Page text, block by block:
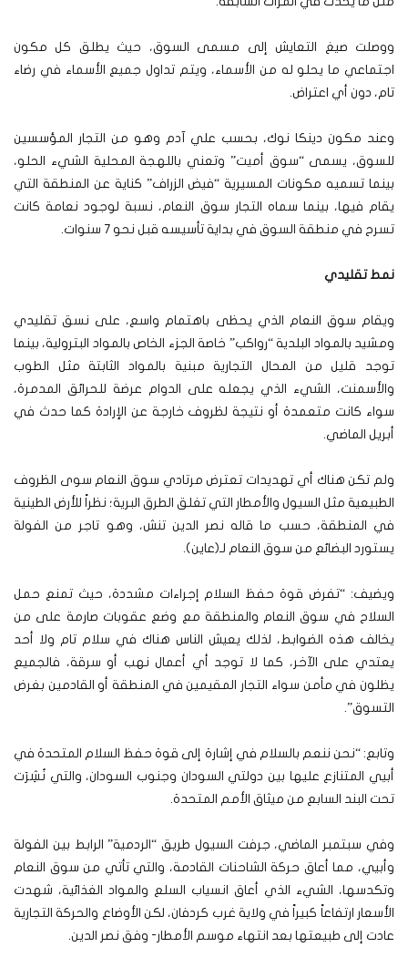
ووصلت صيغ التعايش إلى مسمى السوق، حيث يطلق كل مكون
اجتماعي ما يحلو له من الأسماء، ويتم تداول جميع الأسماء في رضاء
تام، دون أي اعتراض.
وعند مكون دينكا نوك، بحسب علي آدم وهو من التجار المؤسسين
للسوق، يسمى “سوق أميت” وتعني باللهجة المحلية الشيء الحلو،
بينما تسميه مكونات المسيرية “فيض الزراف” كناية عن المنطقة التي
يقام فيها، بينما سماه التجار سوق النعام، نسبة لوجود نعامة كانت
تسرح في منطقة السوق في بداية تأسيسه قبل نحو 7 سنوات.
نمط تقليدي
ويقام سوق النعام الذي يحظى باهتمام واسع، على نسق تقليدي
ومشيد بالمواد البلدية “رواكب” خاصة الجزء الخاص بالمواد البترولية، بينما
توجد قليل من المحال التجارية مبنية بالمواد الثابتة مثل الطوب
والأسمنت، الشيء الذي يجعله على الدوام عرضة للحرائق المدمرة،
سواء كانت متعمدة أو نتيجة لظروف خارجة عن الإرادة كما حدث في
أبريل الماضي.
ولم تكن هناك أي تهديدات تعترض مرتادي سوق النعام سوى الظروف
الطبيعية مثل السيول والأمطار التي تغلق الطرق البرية؛ نظراً للأرض الطينية
في المنطقة، حسب ما قاله نصر الدين تنش، وهو تاجر من الفولة
يستورد البضائع من سوق النعام لـ(عاين).
ويضيف: “تفرض قوة حفظ السلام إجراءات مشددة، حيث تمنع حمل
السلاح في سوق النعام والمنطقة مع وضع عقوبات صارمة على من
يخالف هذه الضوابط، لذلك يعيش الناس هناك في سلام تام ولا أحد
يعتدي على الآخر، كما لا توجد أي أعمال نهب أو سرقة، فالجميع
يظلون في مأمن سواء التجار المقيمين في المنطقة أو القادمين بغرض
التسوق”.
وتابع: “نحن ننعم بالسلام في إشارة إلى قوة حفظ السلام المتحدة في
أبيي المتنازع عليها بين دولتي السودان وجنوب السودان، والتي نُشِرَت
تحت البند السابع من ميثاق الأمم المتحدة.
وفي سبتمبر الماضي، جرفت السيول طريق “الردمية” الرابط بين الفولة
وأبيي، مما أعاق حركة الشاحنات القادمة، والتي تأتي من سوق النعام
وتكدسها، الشيء الذي أعاق انسياب السلع والمواد الغذائية، شهدت
الأسعار ارتفاعاً كبيراً في ولاية غرب كردفان، لكن الأوضاع والحركة التجارية
عادت إلى طبيعتها بعد انتهاء موسم الأمطار- وفق نصر الدين.